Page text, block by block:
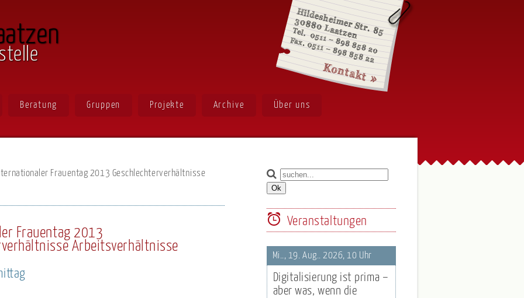
Beratung Gruppen Projekte Archive Über uns
Frauentag 2013 Geschlechterverhältnisse
Frauentag 2013
Arbeitsverhältnisse
Veranstaltungen
Mi.., 19. Aug.. 2026, 10 Uhr
Digitalisierung ist prima –
aber was, wenn die